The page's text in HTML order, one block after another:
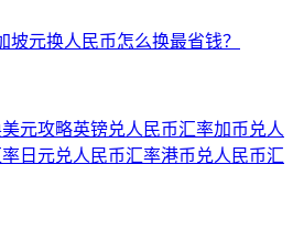
坡元换人民币怎么换最省钱？
元攻略英镑兑人民币汇率加币兑人
日元兑人民币汇率港币兑人民币汇